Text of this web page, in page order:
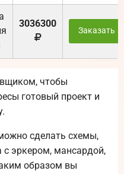
3036300
Заказать
чтобы
готовый проект и
сделать схемы,
эркером, мансардой,
образом вы